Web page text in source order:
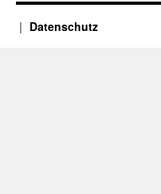
Datenschutz